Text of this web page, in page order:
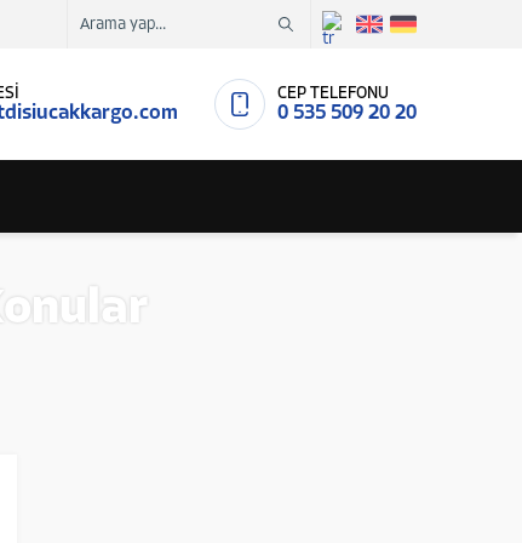
CEP TELEFONU
0 535 509 20 20